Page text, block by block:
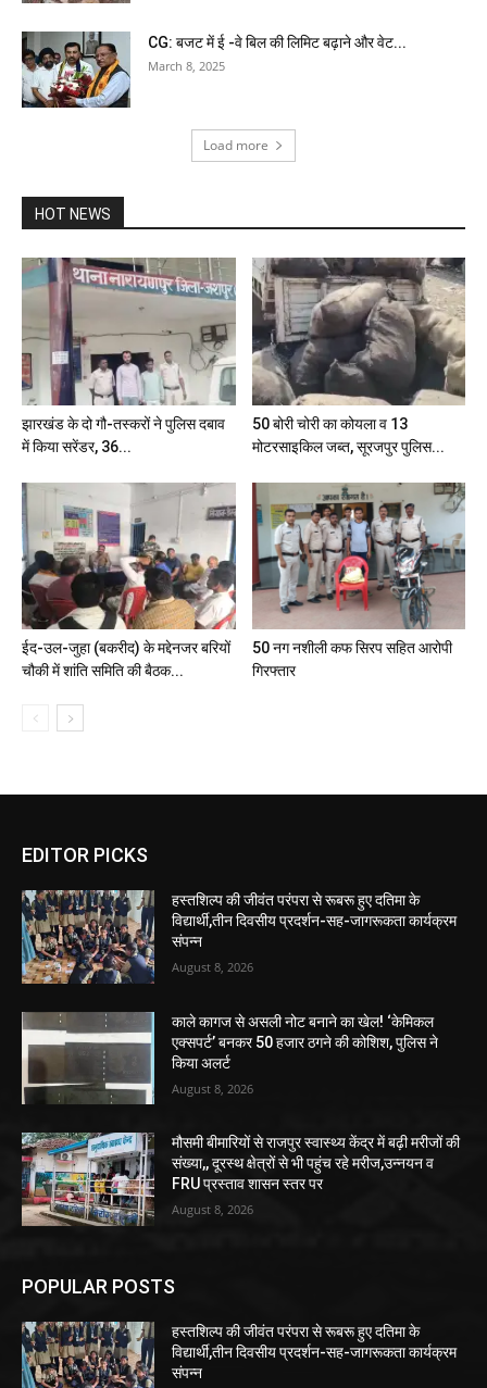
CG: बजट में ई -वे बिल की लिमिट बढ़ाने और वेट...
March 8, 2025
Load more
HOT NEWS
झारखंड के दो गौ-तस्करों ने पुलिस दबाव
में किया सरेंडर, 36...
50 बोरी चोरी का कोयला व 13
मोटरसाइकिल जब्त, सूरजपुर पुलिस...
ईद-उल-जुहा (बकरीद) के मद्देनजर बरियों
चौकी में शांति समिति की बैठक...
50 नग नशीली कफ सिरप सहित आरोपी
गिरफ्तार
EDITOR PICKS
हस्तशिल्प की जीवंत परंपरा से रूबरू हुए दतिमा के
विद्यार्थी,तीन दिवसीय प्रदर्शन-सह-जागरूकता कार्यक्रम
संपन्न
August 8, 2026
काले कागज से असली नोट बनाने का खेल! ‘केमिकल
एक्सपर्ट’ बनकर 50 हजार ठगने की कोशिश, पुलिस ने
किया अलर्ट
August 8, 2026
मौसमी बीमारियों से राजपुर स्वास्थ्य केंद्र में बढ़ी मरीजों की
संख्या,, दूरस्थ क्षेत्रों से भी पहुंच रहे मरीज,उन्नयन व
FRU प्रस्ताव शासन स्तर पर
August 8, 2026
POPULAR POSTS
हस्तशिल्प की जीवंत परंपरा से रूबरू हुए दतिमा के
विद्यार्थी,तीन दिवसीय प्रदर्शन-सह-जागरूकता कार्यक्रम
संपन्न